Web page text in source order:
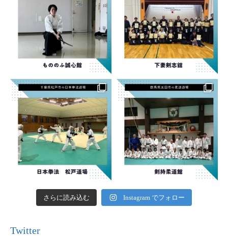
さらに読み込む Instagram でフォロー
Twitter